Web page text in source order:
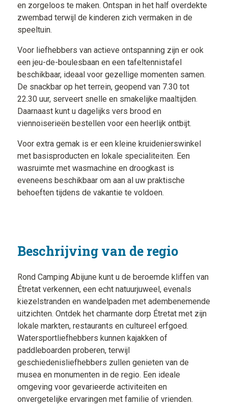
en zorgeloos te maken. Ontspan in het half overdekte
zwembad terwijl de kinderen zich vermaken in de
speeltuin.
Voor liefhebbers van actieve ontspanning zijn er ook
een jeu-de-boulesbaan en een tafeltennistafel
beschikbaar, ideaal voor gezellige momenten samen.
De snackbar op het terrein, geopend van 7.30 tot
22.30 uur, serveert snelle en smakelijke maaltijden.
Daarnaast kunt u dagelijks vers brood en
viennoiserieën bestellen voor een heerlijk ontbijt.
Voor extra gemak is er een kleine kruidenierswinkel
met basisproducten en lokale specialiteiten. Een
wasruimte met wasmachine en droogkast is
eveneens beschikbaar om aan al uw praktische
behoeften tijdens de vakantie te voldoen.
Beschrijving van de regio
Rond Camping Abijune kunt u de beroemde kliffen van
Étretat verkennen, een echt natuurjuweel, evenals
kiezelstranden en wandelpaden met adembenemende
uitzichten. Ontdek het charmante dorp Étretat met zijn
lokale markten, restaurants en cultureel erfgoed.
Watersportliefhebbers kunnen kajakken of
paddleboarden proberen, terwijl
geschiedenisliefhebbers zullen genieten van de
musea en monumenten in de regio. Een ideale
omgeving voor gevarieerde activiteiten en
onvergetelijke ervaringen met familie of vrienden.